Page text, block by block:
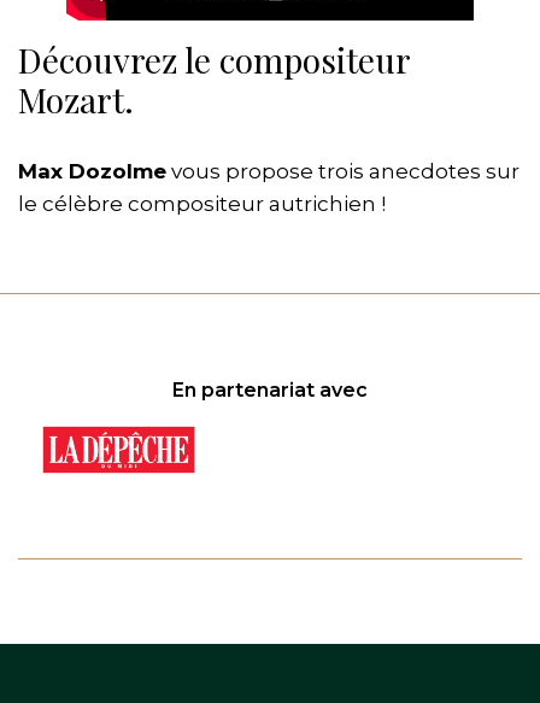
Découvrez le compositeur
Mozart.
Max Dozolme vous propose trois anecdotes sur
le célèbre compositeur autrichien !
En partenariat avec